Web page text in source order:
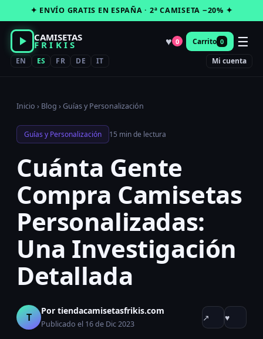
al
contenido
✦ ENVÍO GRATIS EN ESPAÑA · 2ª CAMISETA −20% ✦
CAMISETAS
FRIKIS ♥ 0 Carrito 0 ☰
EN ES FR DE IT Mi cuenta
Inicio › Blog ›Guías y Personalización
Guías y Personalización 15 min de lectura
Cuánta Gente
Compra Camisetas
Personalizadas:
Una Investigación
Detallada
T Por tiendacamisetasfrikis.com
Publicado el 16 de Dic 2023
↗ ♥